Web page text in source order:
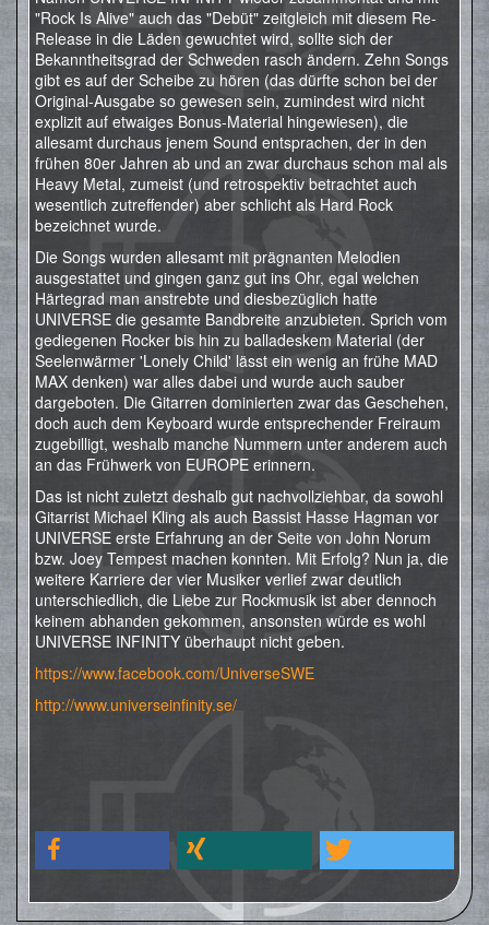
"Rock Is Alive" auch das "Debüt" zeitgleich mit diesem Re-
Release in die Läden gewuchtet wird, sollte sich der
Bekanntheitsgrad der Schweden rasch ändern. Zehn Songs
gibt es auf der Scheibe zu hören (das dürfte schon bei der
Original-Ausgabe so gewesen sein, zumindest wird nicht
explizit auf etwaiges Bonus-Material hingewiesen), die
allesamt durchaus jenem Sound entsprachen, der in den
frühen 80er Jahren ab und an zwar durchaus schon mal als
Heavy Metal, zumeist (und retrospektiv betrachtet auch
wesentlich zutreffender) aber schlicht als Hard Rock
bezeichnet wurde.
Die Songs wurden allesamt mit prägnanten Melodien
ausgestattet und gingen ganz gut ins Ohr, egal welchen
Härtegrad man anstrebte und diesbezüglich hatte
UNIVERSE die gesamte Bandbreite anzubieten. Sprich vom
gediegenen Rocker bis hin zu balladeskem Material (der
Seelenwärmer 'Lonely Child' lässt ein wenig an frühe MAD
MAX denken) war alles dabei und wurde auch sauber
dargeboten. Die Gitarren dominierten zwar das Geschehen,
doch auch dem Keyboard wurde entsprechender Freiraum
zugebilligt, weshalb manche Nummern unter anderem auch
an das Frühwerk von EUROPE erinnern.
Das ist nicht zuletzt deshalb gut nachvollziehbar, da sowohl
Gitarrist Michael Kling als auch Bassist Hasse Hagman vor
UNIVERSE erste Erfahrung an der Seite von John Norum
bzw. Joey Tempest machen konnten. Mit Erfolg? Nun ja, die
weitere Karriere der vier Musiker verlief zwar deutlich
unterschiedlich, die Liebe zur Rockmusik ist aber dennoch
keinem abhanden gekommen, ansonsten würde es wohl
UNIVERSE INFINITY überhaupt nicht geben.
https://www.facebook.com/UniverseSWE
http://www.universeinfinity.se/